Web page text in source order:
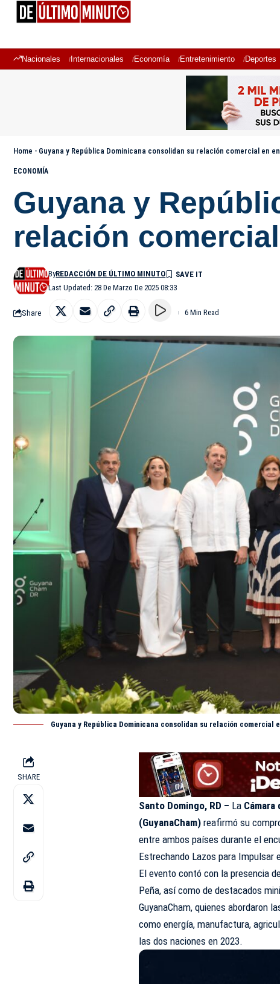
Nacionales Internacionales Economía Entretenimiento Deportes
Home - Guyana y República Dominicana consolidan su relación comercial en
ECONOMÍA
Guyana y
relación
Last Updated: 28 De Marzo De 2025 08:33
ByREDACCIÓN DE ÚLTIMO MINUTO
Share 6 Min Read
Guyana y República Dominicana consolidan su relación comercial
SHARE
Santo Domingo, RD – La
(GuyanaCham)reafirmó su
entre ambos países durante el
Estrechando Lazos para Impulsar
El evento contó con la presencia
Peña, así como de destacados
GuyanaCham, quienes abordaron
como energía, manufactura,
las dos naciones en 2023.